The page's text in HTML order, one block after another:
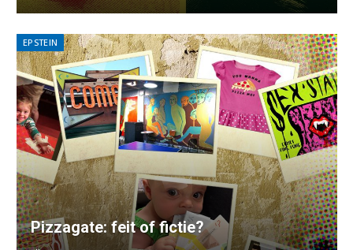
EPSTEIN
Pizzagate: feit of fictie?